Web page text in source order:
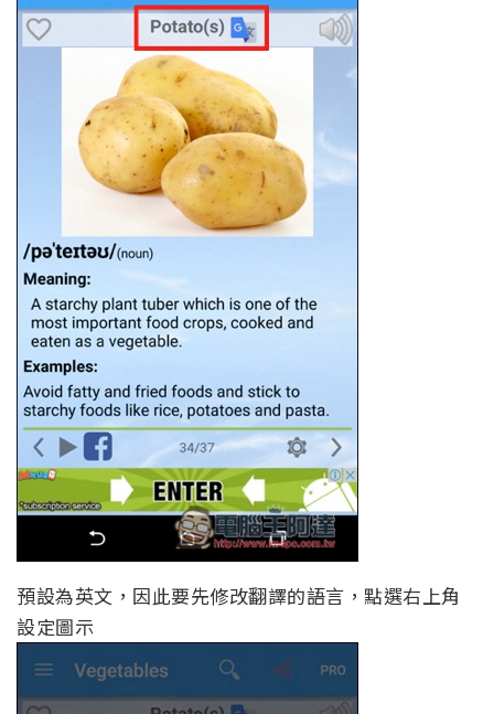
預設為英文，因此要先修改翻譯的語言，點選右上角
設定圖示